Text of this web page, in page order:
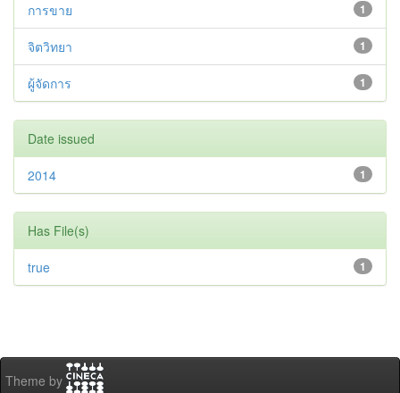
1
การขาย
1
จิตวิทยา
1
ผู้จัดการ
Date issued
1
2014
Has File(s)
1
true
Theme by